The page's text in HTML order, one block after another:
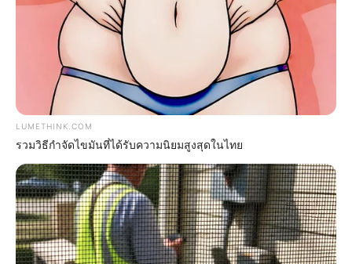
Watch The Most Jaw‑Dropping Figure Skating
Moments
BRAINBERRIES
Remember This Kick-Ass Star? See His Shocking
Transformation
BRAINBERRIES
LUMETHINK.COM
รวมวิธีกำจัดไขมันที่ได้รับความนิยมสูงสุดในไทย